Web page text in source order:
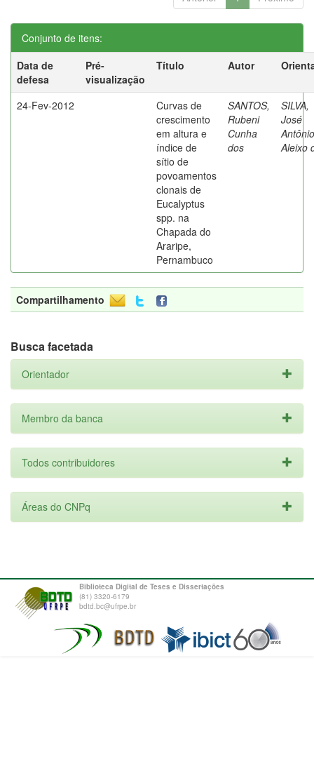
Conjunto de itens:
Data de
defesa
Pré-
visualização
Título Autor
24-Fev-2012
Curvas de
crescimento
em altura e
índice de
sítio de
povoamentos
clonais de
Eucalyptus
spp. na
Chapada do
Araripe,
Pernambuco
SANTOS,
Rubeni
Cunha
dos
SILVA,
José
Antônio
Aleixo
Compartilhamento
Busca facetada
Orientador
Membro da banca
Todos contribuidores
Áreas do CNPq
Biblioteca Digital de Teses e Dissertações
(81) 3320-6179
bdtd.bc@ufrpe.br